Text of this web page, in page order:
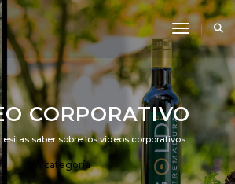
Toggle
CORPORATIVO
saber sobre los videos corporativos
Sin categoría